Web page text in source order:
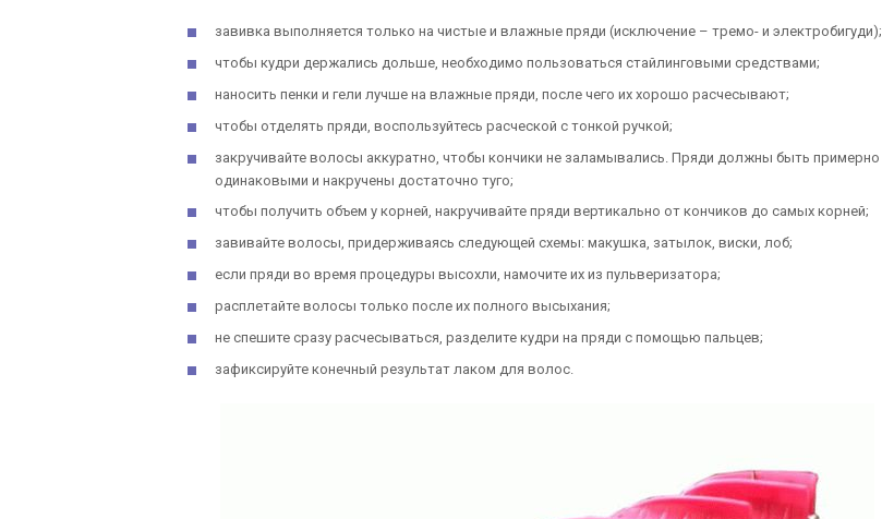
завивка выполняется только на чистые и влажные пряди (исключение – тремо- и электробигуди);
чтобы кудри держались дольше, необходимо пользоваться стайлинговыми средствами;
наносить пенки и гели лучше на влажные пряди, после чего их хорошо расчесывают;
чтобы отделять пряди, воспользуйтесь расческой с тонкой ручкой;
закручивайте волосы аккуратно, чтобы кончики не заламывались. Пряди должны быть примерно
одинаковыми и накручены достаточно туго;
чтобы получить объем у корней, накручивайте пряди вертикально от кончиков до самых корней;
завивайте волосы, придерживаясь следующей схемы: макушка, затылок, виски, лоб;
если пряди во время процедуры высохли, намочите их из пульверизатора;
расплетайте волосы только после их полного высыхания;
не спешите сразу расчесываться, разделите кудри на пряди с помощью пальцев;
зафиксируйте конечный результат лаком для волос.